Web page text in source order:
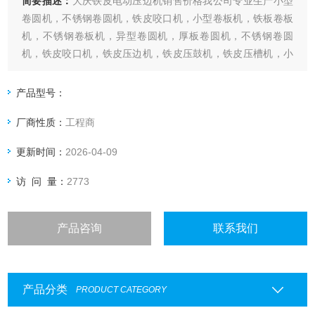
卷圆机，不锈钢卷圆机，铁皮咬口机，小型卷板机，铁板卷板
机，不锈钢卷板机，异型卷圆机，厚板卷圆机，不锈钢卷圆
机，铁皮咬口机，铁皮压边机，铁皮压鼓机，铁皮压槽机，小
机、铁皮起线机、铁皮起筋机、铁皮滚圆机、铁皮滚筒机、铁
机、铁皮剪刀、铁皮卷圆机、铁皮卷筒
产品型号：
厂商性质： 工程商
更新时间： 2026-04-09
访 问 量： 2773
产品咨询 联系我们
产品分类 PRODUCT CATEGORY